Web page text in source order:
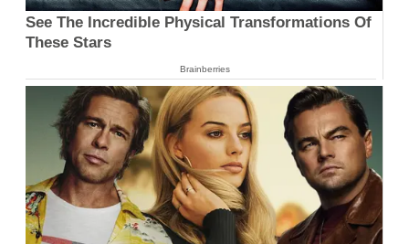
See The Incredible Physical Transformations Of
These Stars
Brainberries